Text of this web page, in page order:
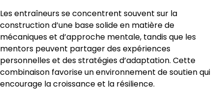
Les entraîneurs se concentrent souvent sur la
construction d’une base solide en matière de
mécaniques et d’approche mentale, tandis que les
mentors peuvent partager des expériences
personnelles et des stratégies d’adaptation. Cette
combinaison favorise un environnement de soutien qui
encourage la croissance et la résilience.